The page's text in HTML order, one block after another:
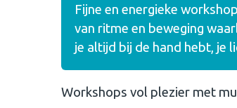
Fijne en energieke
van ritme en beweging
je altijd bij de hand hebt, je
Workshops vol plezier met